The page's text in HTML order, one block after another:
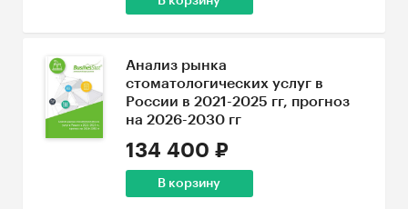
Анализ рынка
стоматологических услуг в
России в 2021-2025 гг, прогноз
на 2026-2030 гг
134 400 ₽
В корзину